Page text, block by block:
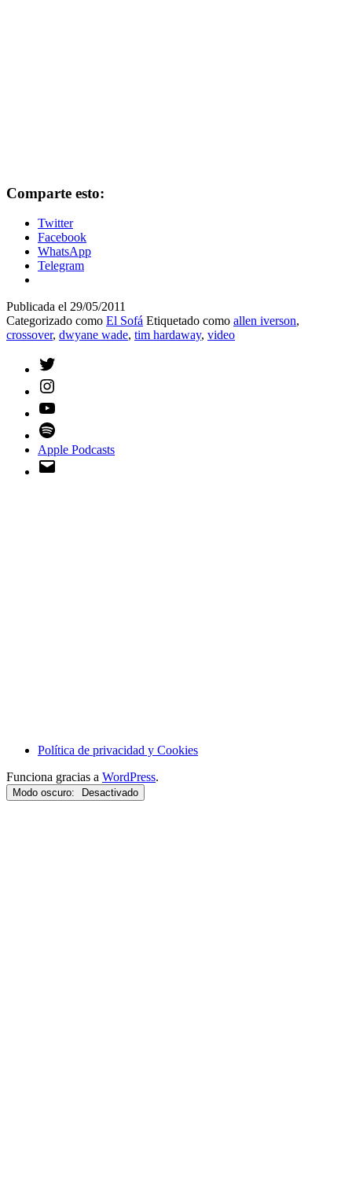
Comparte esto:
Twitter
Facebook
WhatsApp
Telegram
Publicada el 29/05/2011
Categorizado como El Sofá Etiquetado como allen iverson,
crossover, dwyane wade, tim hardaway, video
Apple Podcasts
Política de privacidad y Cookies
Funciona gracias a WordPress.
Modo oscuro: